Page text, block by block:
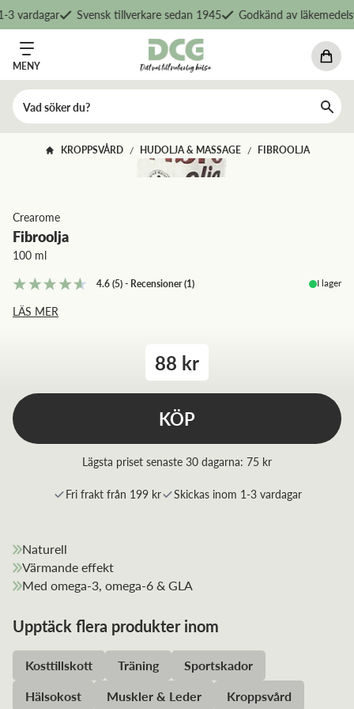
vardagar Svensk tillverkare sedan 1945 Godkänd av
MENY
KROPPSVÅRD / HUDOLJA & MASSAGE / FIBROOLJA
Crearome
Fibroolja
100 ml
4.6(5)- Recensioner(1) I lager
LÄS MER
88 kr
KÖP
Lägsta priset senaste 30 dagarna: 75 kr
Fri frakt från 199 kr Skickas inom 1-3 vardagar
Naturell
Värmande effekt
Med omega-3, omega-6 & GLA
Upptäck flera produkter inom
Kosttillskott Träning
Sportskador
Hälsokost
Muskler & Leder
Kroppsvård